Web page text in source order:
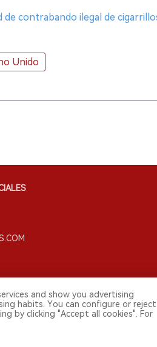
contrabando ilegal de
Unido
and show you advertising
habits. You can configure or reject
by clicking "Accept all cookies". For